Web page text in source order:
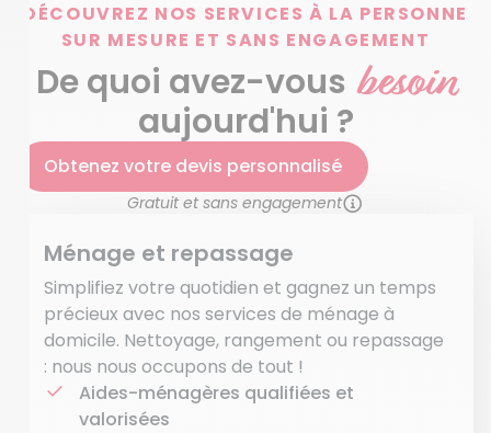
DÉCOUVREZ NOS SERVICES À LA PERSONNE
SUR MESURE ET SANS ENGAGEMENT
De quoi avez-vous besoin
aujourd'hui ?
Obtenez votre devis personnalisé
Gratuit et sans engagement
Ménage et repassage
Simplifiez votre quotidien et gagnez un temps
précieux avec nos services de ménage à
domicile. Nettoyage, rangement ou repassage
: nous nous occupons de tout !
Aides-ménagères qualifiées et
valorisées